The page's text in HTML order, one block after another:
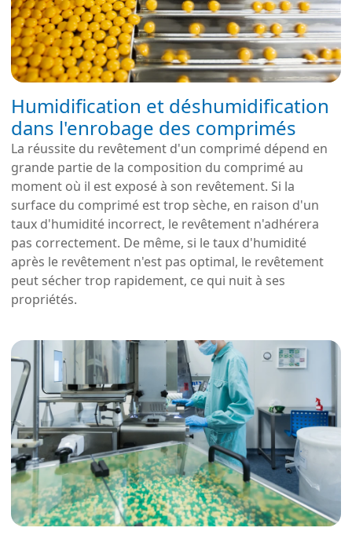
Humidification et déshumidification
dans l'enrobage des comprimés
La réussite du revêtement d'un comprimé dépend en
grande partie de la composition du comprimé au
moment où il est exposé à son revêtement. Si la
surface du comprimé est trop sèche, en raison d'un
taux d'humidité incorrect, le revêtement n'adhérera
pas correctement. De même, si le taux d'humidité
après le revêtement n'est pas optimal, le revêtement
peut sécher trop rapidement, ce qui nuit à ses
propriétés.